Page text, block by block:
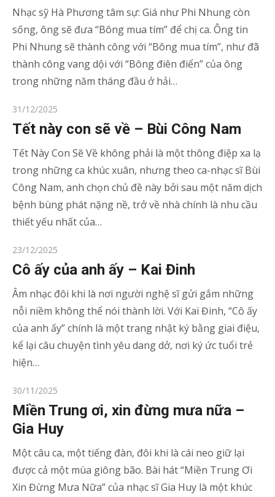
Nhạc sỹ Hà Phương tâm sự: Giá như Phi Nhung còn
sống, ông sẽ đưa “Bông mua tím” để chị ca. Ông tin
Phi Nhung sẽ thành công với “Bông mua tím”, như đã
thành công vang dội với “Bông điên điển” của ông
trong những năm tháng đầu ở hải…
Posted
on
31/12/2025
Tết này con sẽ về – Bùi Công Nam
Tết Này Con Sẽ Về không phải là một thông điệp xa lạ
trong những ca khúc xuân, nhưng theo ca-nhạc sĩ Bùi
Công Nam, anh chọn chủ đề này bởi sau một năm dịch
bệnh bùng phát nặng nề, trở về nhà chính là nhu cầu
thiết yếu nhất của…
Posted
on
23/12/2025
Cô ấy của anh ấy – Kai Đinh
Âm nhạc đôi khi là nơi người nghệ sĩ gửi gắm những
nỗi niềm không thể nói thành lời. Với Kai Đinh, “Cô ấy
của anh ấy” chính là một trang nhật ký bằng giai điệu,
kể lại câu chuyện tình yêu dang dở, nơi ký ức tuổi trẻ
hiện…
Posted
on
30/11/2025
Miền Trung ơi, xin đừng mưa nữa –
Gia Huy
Một câu ca, một tiếng đàn, đôi khi là cái neo giữ lại
được cả một mùa giông bão. Bài hát “Miền Trung Ơi
Xin Đừng Mưa Nữa” của nhạc sĩ Gia Huy là một khúc